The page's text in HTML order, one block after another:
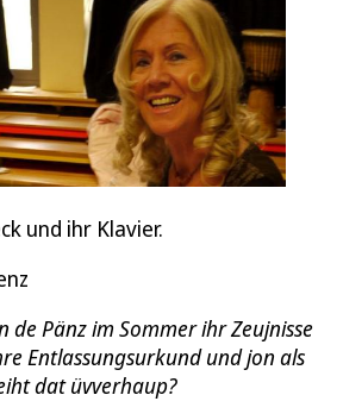
und ihr Klavier.
de Pänz im Sommer ihr Zeujnisse
Entlassungsurkund und jon als
dat üvverhaup?